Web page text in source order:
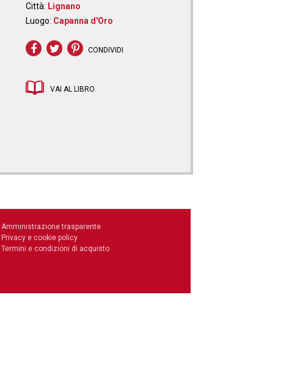
Città: Lignano
Luogo: Capanna d'Oro
CONDIVIDI
VAI AL LIBRO
Amministrazione trasparente
Privacy e cookie policy
Termini e condizioni di acquisto